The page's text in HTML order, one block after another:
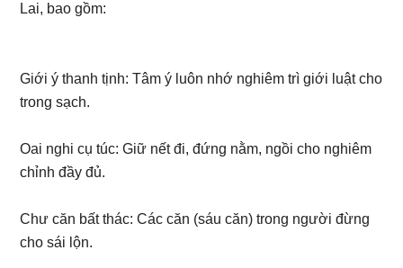
Lai, bao gồm:
Giới ý thanh tịnh: Tâm ý luôn nhớ nghiêm trì giới luật cho
trong sạch.
Oai nghi cụ túc: Giữ nết đi, đứng nằm, ngồi cho nghiêm
chỉnh đầy đủ.
Chư căn bất thác: Các căn (sáu căn) trong người đừng
cho sái lộn.